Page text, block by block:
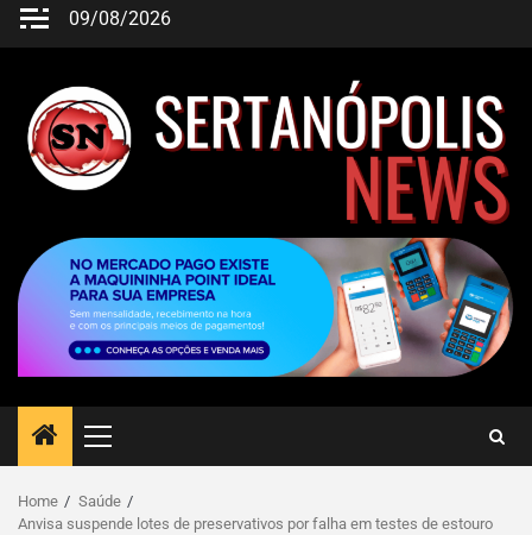
09/08/2026
Home
Saúde
Anvisa suspende lotes de preservativos por falha em testes de estouro